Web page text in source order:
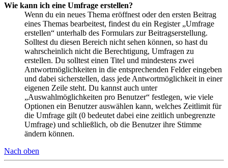
Wie kann ich eine Umfrage erstellen?
Wenn du ein neues Thema eröffnest oder den ersten Beitrag
eines Themas bearbeitest, findest du ein Register „Umfrage
erstellen“ unterhalb des Formulars zur Beitragserstellung.
Solltest du diesen Bereich nicht sehen können, so hast du
wahrscheinlich nicht die Berechtigung, Umfragen zu
erstellen. Du solltest einen Titel und mindestens zwei
Antwortmöglichkeiten in die entsprechenden Felder eingeben
und dabei sicherstellen, dass jede Antwortmöglichkeit in einer
eigenen Zeile steht. Du kannst auch unter
„Auswahlmöglichkeiten pro Benutzer“ festlegen, wie viele
Optionen ein Benutzer auswählen kann, welches Zeitlimit für
die Umfrage gilt (0 bedeutet dabei eine zeitlich unbegrenzte
Umfrage) und schließlich, ob die Benutzer ihre Stimme
ändern können.
Nach oben